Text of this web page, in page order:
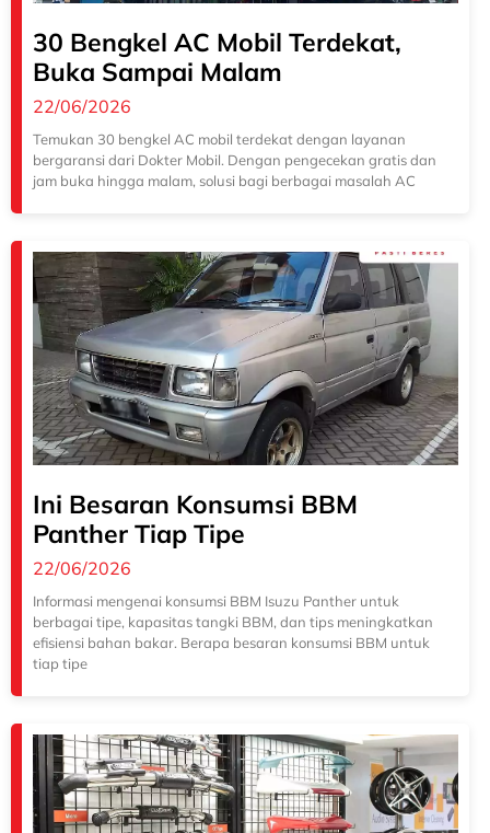
30 Bengkel AC Mobil Terdekat,
Buka Sampai Malam
22/06/2026
Temukan 30 bengkel AC mobil terdekat dengan layanan
bergaransi dari Dokter Mobil. Dengan pengecekan gratis dan
jam buka hingga malam, solusi bagi berbagai masalah AC
Ini Besaran Konsumsi BBM
Panther Tiap Tipe
22/06/2026
Informasi mengenai konsumsi BBM Isuzu Panther untuk
berbagai tipe, kapasitas tangki BBM, dan tips meningkatkan
efisiensi bahan bakar. Berapa besaran konsumsi BBM untuk
tiap tipe